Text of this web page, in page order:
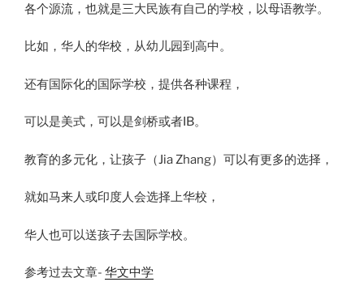
各个源流，也就是三大民族有自己的学校，以母语教学。
比如，华人的华校，从幼儿园到高中。
还有国际化的国际学校，提供各种课程，
可以是美式，可以是剑桥或者IB。
教育的多元化，让孩子（Jia Zhang）可以有更多的选择，
就如马来人或印度人会选择上华校，
华人也可以送孩子去国际学校。
参考过去文章- 华文中学